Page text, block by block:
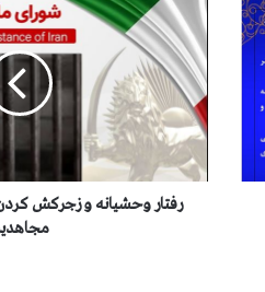
ف
ت
ا
ر
و
ح
ی
رفتار وحشیانه و زجرکش